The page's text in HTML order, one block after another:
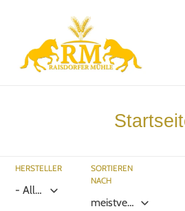
K
t
HERSTELLER
SORTIEREN
NACH